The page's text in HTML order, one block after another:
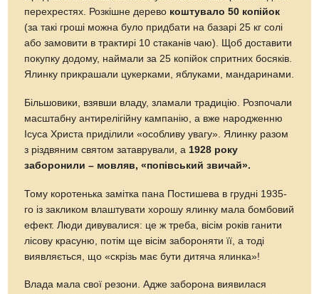
перехрестях. Розкішне дерево коштувало 50 копійок
(за такі гроші можна було придбати на базарі 25 кг солі
або замовити в трактирі 10 стаканів чаю). Щоб доставити
покупку додому, наймали за 25 копійок спритних босяків.
Ялинку прикрашали цукерками, яблуками, мандаринами.
Більшовики, взявши владу, зламали традицію. Розпочали
масштабну антирелігійну кампанію, а вже народженню
Ісуса Христа приділили «особливу увагу». Ялинку разом
з різдвяним святом затаврували, а 1928 року
заборонили – мовляв, «попівський звичай».
Тому коротенька замітка пана Постишева в грудні 1935-
го із закликом влаштувати хорошу ялинку мала бомбовий
ефект. Люди дивувалися: це ж треба, вісім років ганити
лісову красуню, потім ще вісім забороняти її, а тоді
виявляється, що «скрізь має бути дитяча ялинка»!
Влада мала свої резони. Адже заборона виявилася